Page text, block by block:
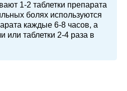
1-2 таблетки препарата
болях используются
каждые 6-8 часов, а
или таблетки 2-4 раза в